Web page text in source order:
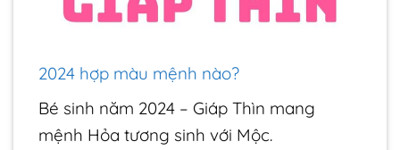
2024 hợp màu mệnh nào?
Bé sinh năm 2024 – Giáp Thìn mang
mệnh Hỏa tương sinh với Mộc.